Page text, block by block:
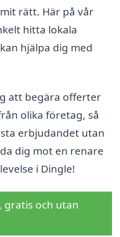
rätt. Här på vår
hitta lokala
hjälpa dig med
att begära offerter
olika företag, så
erbjudandet utan
dig mot en renare
i Dingle!
gratis och utan